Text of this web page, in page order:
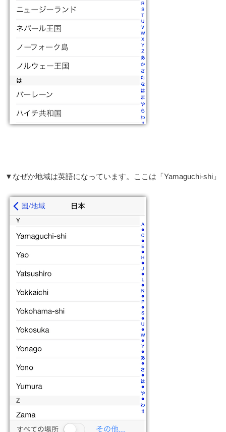
▼なぜか地域は英語になっています。ここは「Yamaguchi-shi」